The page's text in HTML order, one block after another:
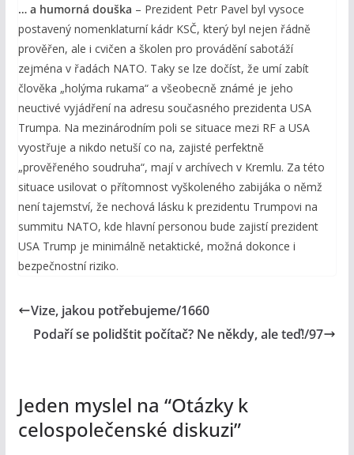
… a humorná douška – Prezident Petr Pavel byl vysoce
postavený nomenklaturní kádr KSČ, který byl nejen řádně
prověřen, ale i cvičen a školen pro provádění sabotáží
zejména v řadách NATO. Taky se lze dočíst, že umí zabít
člověka „holýma rukama“ a všeobecně známé je jeho
neuctivé vyjádření na adresu současného prezidenta USA
Trumpa. Na mezinárodním poli se situace mezi RF a USA
vyostřuje a nikdo netuší co na, zajisté perfektně
„prověřeného soudruha“, mají v archívech v Kremlu. Za této
situace usilovat o přítomnost vyškoleného zabijáka o němž
není tajemství, že nechová lásku k prezidentu Trumpovi na
summitu NATO, kde hlavní personou bude zajistí prezident
USA Trump je minimálně netaktické, možná dokonce i
bezpečnostní riziko.
Vize, jakou potřebujeme/1660
Podaří se polidštit počítač? Ne někdy, ale teď!/97
Jeden myslel na “Otázky k
celospolečenské diskuzi”